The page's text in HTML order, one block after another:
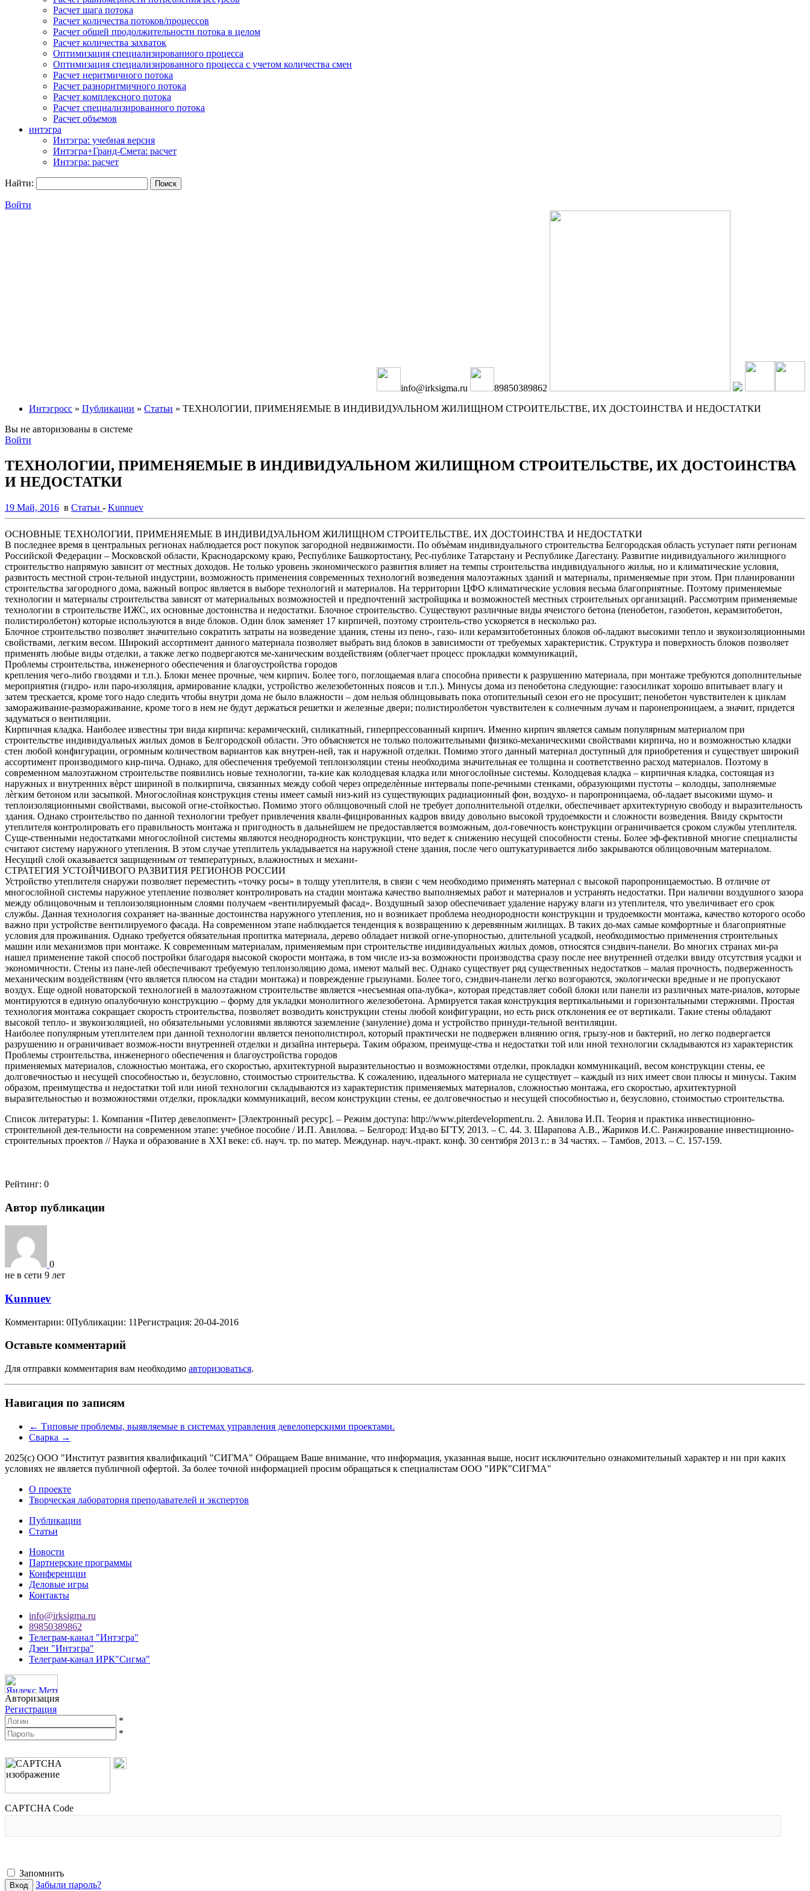
Расчет шага потока
Расчет количества потоков/процессов
Расчет общей продолжительности потока в целом
Расчет количества захваток
Оптимизация специализированного процесса
Оптимизация специализированного процесса с учетом количества смен
Расчет неритмичного потока
Расчет разноритмичного потока
Расчет комплексного потока
Расчет специализированного потока
Расчет объемов
интэгра
Интэгра: учебная версия
Интэгра+Гранд-Смета: расчет
Интэгра: расчет
Найти:
Войти
info@irksigma.ru
89850389862
Интэгросс » Публикации » Статьи » ТЕХНОЛОГИИ, ПРИМЕНЯЕМЫЕ В ИНДИВИДУАЛЬНОМ ЖИЛИЩНОМ СТРОИТЕЛЬСТВЕ, ИХ ДОСТОИНСТВА И НЕДОСТАТКИ
Вы не авторизованы в системе
Войти
ТЕХНОЛОГИИ, ПРИМЕНЯЕМЫЕ В ИНДИВИДУАЛЬНОМ ЖИЛИЩНОМ СТРОИТЕЛЬСТВЕ, ИХ ДОСТОИНСТВА
И НЕДОСТАТКИ
19 Май, 2016 в Статьи - Kunnuev
ОСНОВНЫЕ ТЕХНОЛОГИИ, ПРИМЕНЯЕМЫЕ В ИНДИВИДУАЛЬНОМ ЖИЛИЩНОМ СТРОИТЕЛЬСТВЕ, ИХ ДОСТОИНСТВА И НЕДОСТАТКИ
В последнее время в центральных регионах наблюдается рост покупок загородной недвижимости. По объѐмам индивидуального строительства Белгородская область уступает пяти регионам
Российской Федерации – Московской области, Краснодарскому краю, Республике Башкортостану, Рес-публике Татарстану и Республике Дагестану. Развитие индивидуального жилищного
строительство напрямую зависит от местных доходов. Не только уровень экономического развития влияет на темпы строительства индивидуального жилья, но и климатические условия,
развитость местной строи-тельной индустрии, возможность применения современных технологий возведения малоэтажных зданий и материалы, применяемые при этом. При планировании
строительства загородного дома, важный вопрос является в выборе технологий и материалов. На территории ЦФО климатические условия весьма благоприятные. Поэтому применяемые
технологии и материалы строительства зависят от материальных возможностей и предпочтений застройщика и возможностей местных строительных организаций. Рассмотрим применяемые
технологии в строительстве ИЖС, их основные достоинства и недостатки. Блочное строительство. Существуют различные виды ячеистого бетона (пенобетон, газобетон, керамзитобетон,
полистиролбетон) которые используются в виде блоков. Один блок заменяет 17 кирпичей, поэтому строитель-ство ускоряется в несколько раз.
Блочное строительство позволяет значительно сократить затраты на возведение здания, стены из пено-, газо- или керамзитобетонных блоков об-ладают высокими тепло и звукоизоляционными
свойствами, легким весом. Широкий ассортимент данного материала позволяет выбрать вид блоков в зависимости от требуемых характеристик. Структура и поверхность блоков позволяет
применять любые виды отделки, а также легко подвергаются ме-ханическим воздействиям (облегчает процесс прокладки коммуникаций,
Проблемы строительства, инженерного обеспечения и благоустройства городов
крепления чего-либо гвоздями и т.п.). Блоки менее прочные, чем кирпич. Более того, поглощаемая влага способна привести к разрушению материала, при монтаже требуются дополнительные
мероприятия (гидро- или паро-изоляция, армирование кладки, устройство железобетонных поясов и т.п.). Минусы дома из пенобетона следующие: газосиликат хорошо впитывает влагу и
затем трескается, кроме того надо следить чтобы внутри дома не было влажности – дом нельзя облицовывать пока отопительный сезон его не просушит; пенобетон чувствителен к циклам
замораживание-размораживание, кроме того в нем не будут держаться решетки и железные двери; полистиролбетон чувствителен к солнечным лучам и паронепроницаем, а значит, придется
задуматься о вентиляции.
Кирпичная кладка. Наиболее известны три вида кирпича: керамический, силикатный, гиперпрессованный кирпич. Именно кирпич является самым популярным материалом при
строительстве индивидуальных жилых домов в Белгородской области. Это объясняется не только положительными физико-механическими свойствами кирпича, но и возможностью кладки
стен любой конфигурации, огромным количеством вариантов как внутрен-ней, так и наружной отделки. Помимо этого данный материал доступный для приобретения и существует широкий
ассортимент производимого кир-пича. Однако, для обеспечения требуемой теплоизоляции стены необходима значительная ее толщина и соответственно расход материалов. Поэтому в
современном малоэтажном строительстве появились новые технологии, та-кие как колодцевая кладка или многослойные системы. Колодцевая кладка – кирпичная кладка, состоящая из
наружных и внутренних вѐрст шириной в полкирпича, связанных между собой через определѐнные интервалы попе-речными стенками, образующими пустоты – колодцы, заполняемые
лѐгким бетоном или засыпкой. Многослойная конструкция стены имеет самый низ-кий из существующих радиационный фон, воздухо- и паропроницаема, об-ладает высокими шумо- и
теплоизоляционными свойствами, высокой огне-стойкостью. Помимо этого облицовочный слой не требует дополнительной отделки, обеспечивает архитектурную свободу и выразительность
здания. Однако строительство по данной технологии требует привлечения квали-фицированных кадров ввиду довольно высокой трудоемкости и сложности возведения. Ввиду скрытости
утеплителя контролировать его правильность монтажа и пригодность в дальнейшем не предоставляется возможным, дол-говечность конструкции ограничивается сроком службы утеплителя.
Суще-ственными недостатками многослойной системы являются неоднородность конструкции, что ведет к снижению несущей способности стены. Более эф-фективной многие специалисты
считают систему наружного утепления. В этом случае утеплитель укладывается на наружной стене здания, после чего оштукатуривается либо закрываются облицовочным материалом.
Несущий слой оказывается защищенным от температурных, влажностных и механи-
СТРАТЕГИЯ УСТОЙЧИВОГО РАЗВИТИЯ РЕГИОНОВ РОССИИ
Устройство утеплителя снаружи позволяет переместить «точку росы» в толщу утеплителя, в связи с чем необходимо применять материал с высокой паропроницаемостью. В отличие от
многослойной системы наружное утепление позволяет контролировать на стадии монтажа качество выполняемых работ и материалов и устранять недостатки. При наличии воздушного зазора
между облицовочным и теплоизоляционным слоями получаем «вентилируемый фасад». Воздушный зазор обеспечивает удаление наружу влаги из утеплителя, что увеличивает его срок
службы. Данная технология сохраняет на-званные достоинства наружного утепления, но и возникает проблема неоднородности конструкции и трудоемкости монтажа, качество которого особо
важно при устройстве вентилируемого фасада. На современном этапе наблюдается тенденция к возвращению к деревянным жилищах. В таких до-мах самые комфортные и благоприятные
условия для проживания. Однако требуется обязательная пропитка материала, дерево обладает низкой огне-упорностью, длительной усадкой, необходимостью применения строительных
машин или механизмов при монтаже. К современным материалам, применяемым при строительстве индивидуальных жилых домов, относятся сэндвич-панели. Во многих странах ми-ра
нашел применение такой способ постройки благодаря высокой скорости монтажа, в том числе из-за возможности производства сразу после нее внутренней отделки ввиду отсутствия усадки и
экономичности. Стены из пане-лей обеспечивают требуемую теплоизоляцию дома, имеют малый вес. Однако существует ряд существенных недостатков – малая прочность, подверженность
механическим воздействиям (что является плюсом на стадии монтажа) и повреждение грызунами. Более того, сэндвич-панели легко возгораются, экологически вредные и не пропускают
воздух. Еще одной новаторской технологией в малоэтажном строительстве является «несъемная опа-лубка», которая представляет собой блоки или панели из различных мате-риалов, которые
монтируются в единую опалубочную конструкцию – форму для укладки монолитного железобетона. Армируется такая конструкция вертикальными и горизонтальными стержнями. Простая
технология монтажа сокращает скорость строительства, позволяет возводить конструкции стены любой конфигурации, но есть риск отклонения ее от вертикали. Такие стены обладают
высокой тепло- и звукоизоляцией, но обязательными условиями являются заземление (зануление) дома и устройство принуди-тельной вентиляции.
Наиболее популярным утеплителем при данной технологии является пенополистирол, который практически не подвержен влиянию огня, грызу-нов и бактерий, но легко подвергается
разрушению и ограничивает возмож-ности внутренней отделки и дизайна интерьера. Таким образом, преимуще-ства и недостатки той или иной технологии складываются из характеристик
Проблемы строительства, инженерного обеспечения и благоустройства городов
применяемых материалов, сложностью монтажа, его скоростью, архитектурной выразительностью и возможностями отделки, прокладки коммуникаций, весом конструкции стены, ее
долговечностью и несущей способностью и, безусловно, стоимостью строительства. К сожалению, идеального материала не существует – каждый из них имеет свои плюсы и минусы. Таким
образом, преимущества и недостатки той или иной технологии складываются из характеристик применяемых материалов, сложностью монтажа, его скоростью, архитектурной
выразительностью и возможностями отделки, прокладки коммуникаций, весом конструкции стены, ее долговечностью и несущей способностью и, безусловно, стоимостью строительства.
Список литературы: 1. Компания «Питер девелопмент» [Электронный ресурс]. – Режим доступа: http://www.piterdevelopment.ru. 2. Авилова И.П. Теория и практика инвестиционно-
строительной дея-тельности на современном этапе: учебное пособие / И.П. Авилова. – Белгород: Изд-во БГТУ, 2013. – С. 44. 3. Шарапова А.В., Жариков И.С. Ранжирование инвестиционно-
строительных проектов // Наука и образование в XXI веке: сб. науч. тр. по матер. Междунар. науч.-практ. конф. 30 сентября 2013 г.: в 34 частях. – Тамбов, 2013. – С. 157-159.
Рейтинг: 0
Автор публикации
0
не в сети 9 лет
Kunnuev
Комментарии: 0Публикации: 11Регистрация: 20-04-2016
Оставьте комментарий
Для отправки комментария вам необходимо авторизоваться.
Навигация по записям
← Типовые проблемы, выявляемые в системах управления девелоперскими проектами.
Сварка →
2025(с) ООО "Институт развития квалификаций "СИГМА" Обращаем Ваше внимание, что информация, указанная выше, носит исключительно ознакомительный характер и ни при каких
условиях не является публичной офертой. За более точной информацией просим обращаться к специалистам ООО "ИРК"СИГМА"
О проекте
Творческая лаборатория преподавателей и экспертов
Публикации
Статьи
Новости
Партнерские программы
Конференции
Деловые игры
Контакты
info@irksigma.ru
89850389862
Телеграм-канал "Интэгра"
Дзен "Интэгра"
Телеграм-канал ИРК"Сигма"
Авторизация
Регистрация
*
*
CAPTCHA Code
Запомнить
Забыли пароль?